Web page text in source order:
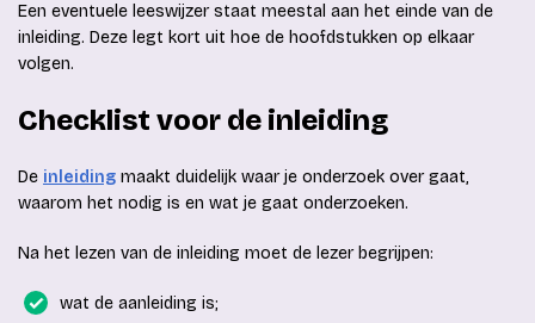
Een eventuele leeswijzer staat meestal aan het einde van de
inleiding. Deze legt kort uit hoe de hoofdstukken op elkaar
volgen.
Checklist voor de inleiding
De inleiding maakt duidelijk waar je onderzoek over gaat,
waarom het nodig is en wat je gaat onderzoeken.
Na het lezen van de inleiding moet de lezer begrijpen:
wat de aanleiding is;